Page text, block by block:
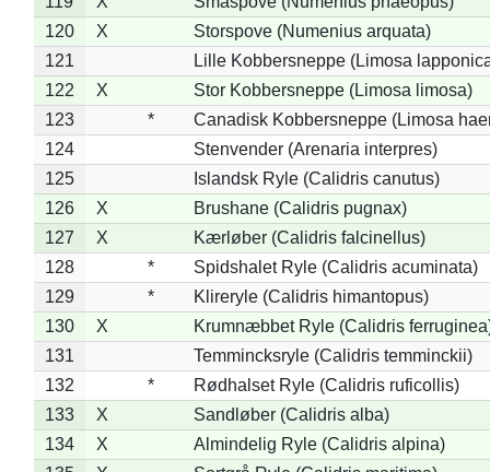
120
X
Storspove (Numenius arquata)
121
Lille Kobbersneppe (Limosa
122
X
Stor Kobbersneppe (Limosa limosa)
123
*
Canadisk Kobbersneppe (Limosa
124
Stenvender (Arenaria interpres)
125
Islandsk Ryle (Calidris canutus)
126
X
Brushane (Calidris pugnax)
127
X
Kærløber (Calidris falcinellus)
128
*
Spidshalet Ryle (Calidris acuminata)
129
*
Klireryle (Calidris himantopus)
130
X
Krumnæbbet Ryle (Calidris
131
Temmincksryle (Calidris temminckii)
132
*
Rødhalset Ryle (Calidris ruficollis)
133
X
Sandløber (Calidris alba)
134
X
Almindelig Ryle (Calidris alpina)